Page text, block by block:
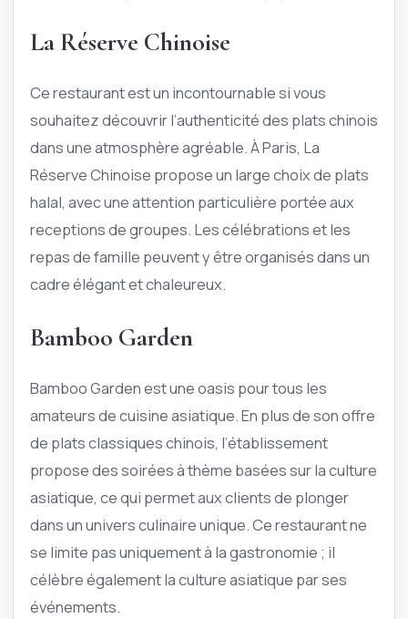
La Réserve Chinoise
Ce restaurant est un incontournable si vous
souhaitez découvrir l’authenticité des plats chinois
dans une atmosphère agréable. À Paris, La
Réserve Chinoise propose un large choix de plats
halal, avec une attention particulière portée aux
receptions de groupes. Les célébrations et les
repas de famille peuvent y être organisés dans un
cadre élégant et chaleureux.
Bamboo Garden
Bamboo Garden est une oasis pour tous les
amateurs de cuisine asiatique. En plus de son offre
de plats classiques chinois, l’établissement
propose des soirées à thème basées sur la culture
asiatique, ce qui permet aux clients de plonger
dans un univers culinaire unique. Ce restaurant ne
se limite pas uniquement à la gastronomie ; il
célèbre également la culture asiatique par ses
événements.